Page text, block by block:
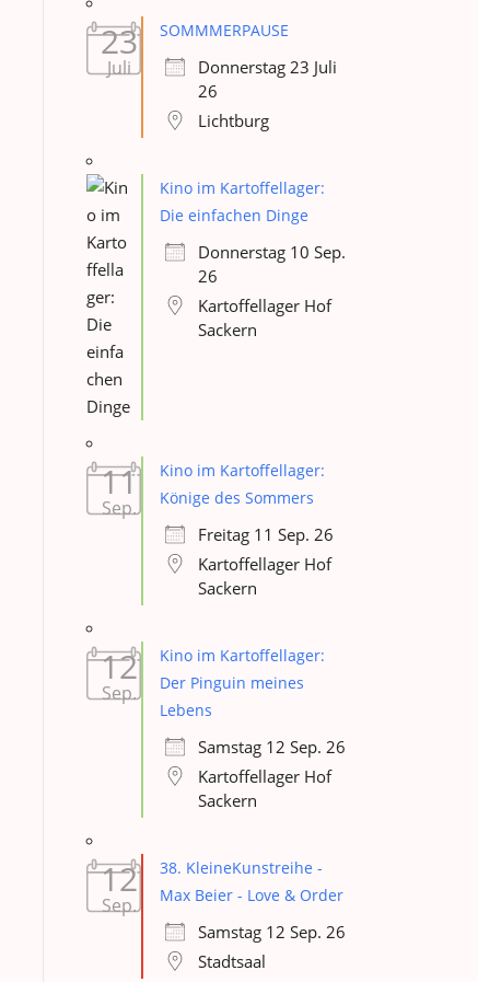
23
Juli
SOMMMERPAUSE
Donnerstag 23 Juli
26
Lichtburg
Kino im Kartoffellager:
Die einfachen Dinge
Donnerstag 10 Sep.
26
Kartoffellager Hof
Sackern
11
Sep.
Kino im Kartoffellager:
Könige des Sommers
Freitag 11 Sep. 26
Kartoffellager Hof
Sackern
12
Sep.
Kino im Kartoffellager:
Der Pinguin meines
Lebens
Samstag 12 Sep. 26
Kartoffellager Hof
Sackern
12
Sep.
38. KleineKunstreihe -
Max Beier - Love & Order
Samstag 12 Sep. 26
Stadtsaal